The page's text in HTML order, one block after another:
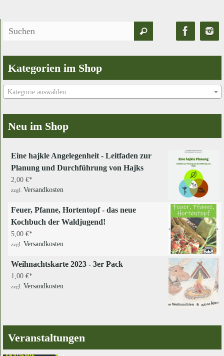
Suchen
Kategorien im Shop
Kategorie auswählen
Neu im Shop
Eine hajkle Angelegenheit - Leitfaden zur
Planung und Durchführung von Hajks
2,00 €
zzgl. Versandkosten
Feuer, Pfanne, Hortentopf - das neue
Kochbuch der Waldjugend!
5,00 €
zzgl. Versandkosten
Weihnachtskarte 2023 - 3er Pack
1,00 €
zzgl. Versandkosten
Veranstaltungen